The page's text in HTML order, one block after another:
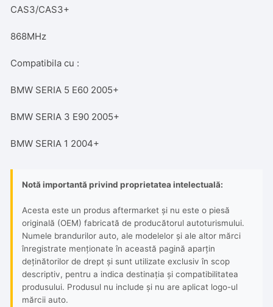
CAS3/CAS3+
868MHz
Compatibila cu :
BMW SERIA 5 E60 2005+
BMW SERIA 3 E90 2005+
BMW SERIA 1 2004+
Notă importantă privind proprietatea intelectuală:
Acesta este un produs aftermarket și nu este o piesă
originală (OEM) fabricată de producătorul autoturismului.
Numele brandurilor auto, ale modelelor și ale altor mărci
înregistrate menționate în această pagină aparțin
deținătorilor de drept și sunt utilizate exclusiv în scop
descriptiv, pentru a indica destinația și compatibilitatea
produsului. Produsul nu include și nu are aplicat logo-ul
mărcii auto.